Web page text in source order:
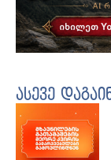
ასევე